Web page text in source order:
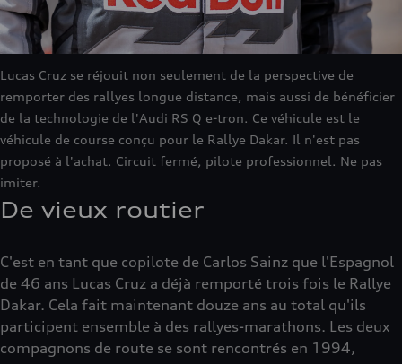
De vieux routier
C'est en tant que copilote de Carlos Sainz que l'Espagnol
de 46 ans Lucas Cruz a déjà remporté trois fois le Rallye
Dakar. Cela fait maintenant douze ans au total qu'ils
participent ensemble à des rallyes-marathons. Les deux
compagnons de route se sont rencontrés en 1994,
Lucas Cruz se réjouit non seulement de la perspective de
remporter des rallyes longue distance, mais aussi de bénéficier
de la technologie de l'Audi RS Q e-tron. Ce véhicule est le
véhicule de course conçu pour le Rallye Dakar. Il n'est pas
proposé à l'achat. Circuit fermé, pilote professionnel. Ne pas
imiter.